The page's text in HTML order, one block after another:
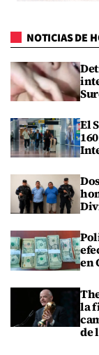
NOTICIAS DE
El
en
la
de